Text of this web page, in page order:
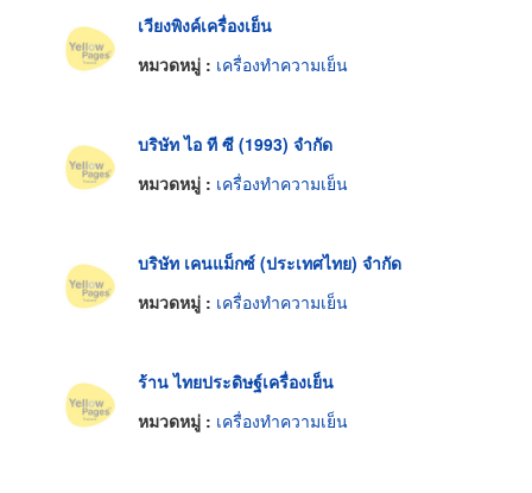
เวียงพิงค์เครื่องเย็น
หมวดหมู่ : เครื่องทำความเย็น
บริษัท ไอ ที ซี (1993) จำกัด
หมวดหมู่ : เครื่องทำความเย็น
บริษัท เคนแม็กซ์ (ประเทศไทย) จำกัด
หมวดหมู่ : เครื่องทำความเย็น
ร้าน ไทยประดิษฐ์เครื่องเย็น
หมวดหมู่ : เครื่องทำความเย็น